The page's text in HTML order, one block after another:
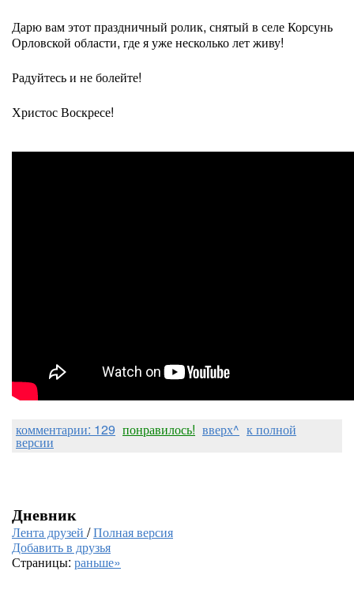
Дарю вам этот праздничный ролик, снятый в селе Корсунь
Орловской области, где я уже несколько лет живу!
Радуйтесь и не болейте!
Христос Воскресе!
комментарии: 129 понравилось! вверх^ к полной
версии
Дневник
Лента друзей /Полная версия
Добавить в друзья
Страницы: раньше»